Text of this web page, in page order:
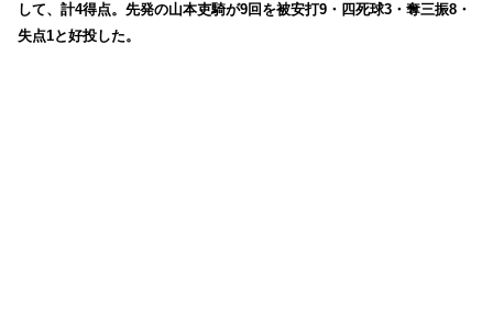
して、計4得点。先発の山本吏騎が9回を被安打9・四死球3・奪三振8・
失点1と好投した。